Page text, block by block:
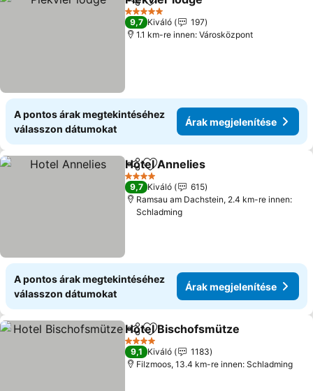
Megosztás
Hozzáadás a kedvencekhez
5 Kategória
9,7 Kiváló
197
1.1 km-re innen: Városközpont
A pontos árak megtekintéséhez
válasszon dátumokat
Árak megjelenítése
Megosztás
Hozzáadás a kedvencekhez
Hotel Annelies
4 Kategória
9,7 Kiváló
615
Ramsau am Dachstein, 2.4 km-re innen:
Schladming
A pontos árak megtekintéséhez
válasszon dátumokat
Árak megjelenítése
Megosztás
Hozzáadás a kedvencekhez
Hotel Bischofsmütze
4 Kategória
9,1 Kiváló
1183
Filzmoos, 13.4 km-re innen: Schladming